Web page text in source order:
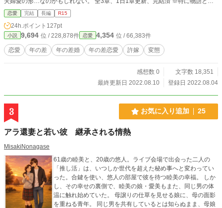
う物語はありません ※オチもありません ※ただひたすら時系列に沿って変態し
たりイチャイチャしたりする話が続きます。 ※主人公の1人(夫)が気持ち悪いで
す。
恋愛 完結 長編 R15
24h.ポイント 127pt
小説 9,694 位 / 228,878件 恋愛 4,354 位 / 66,383件
恋愛 年の差 年の差婚 年の差恋愛 許嫁 変態
感想数 0
文字数 18,351
最終更新日 2022.08.10
登録日 2022.08.04
3 お気に入り追加 25
アラ還妻と若い彼 継承される情熱
MisakiNonagase
61歳の睦美と、20歳の悠人。ライブ会場で出会った二人の
「推し活」は、いつしか世代を超えた秘め事へと変わってい
った。合鍵を使い、悠人の部屋で彼を待つ睦美の幸福。 しか
し、その幸せの裏側で、睦美の娘・愛美もまた、同じ男の体
温に触れ始めていた。 母譲りの仕草を見せる娘に、母の面影
を重ねる青年。 同じ男を共有しているとは知らぬまま、母娘